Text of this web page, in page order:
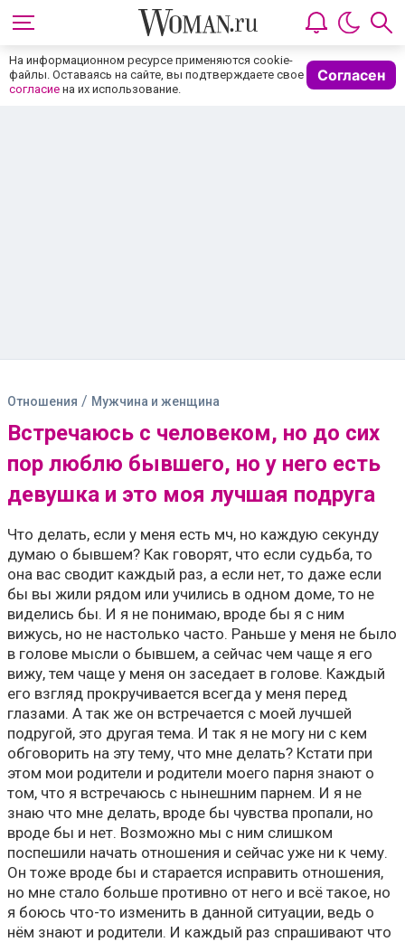
На информационном ресурсе применяются cookie-
файлы. Оставаясь на сайте, вы подтверждаете свое
согласие на их использование.
Согласен
Отношения / Мужчина и женщина
Встречаюсь с человеком, но до сих
пор люблю бывшего, но у него есть
девушка и это моя лучшая подруга
Что делать, если у меня есть мч, но каждую секунду
думаю о бывшем? Как говорят, что если судьба, то
она вас сводит каждый раз, а если нет, то даже если
бы вы жили рядом или учились в одном доме, то не
виделись бы. И я не понимаю, вроде бы я с ним
вижусь, но не настолько часто. Раньше у меня не было
в голове мысли о бывшем, а сейчас чем чаще я его
вижу, тем чаще у меня он заседает в голове. Каждый
его взгляд прокручивается всегда у меня перед
глазами. А так же он встречается с моей лучшей
подругой, это другая тема. И так я не могу ни с кем
обговорить на эту тему, что мне делать? Кстати при
этом мои родители и родители моего парня знают о
том, что я встречаюсь с нынешним парнем. И я не
знаю что мне делать, вроде бы чувства пропали, но
вроде бы и нет. Возможно мы с ним слишком
поспешили начать отношения и сейчас уже ни к чему.
Он тоже вроде бы и старается исправить отношения,
но мне стало больше противно от него и всё такое, но
я боюсь что-то изменить в данной ситуации, ведь о
нём знают и родители. И каждый раз спрашивают что